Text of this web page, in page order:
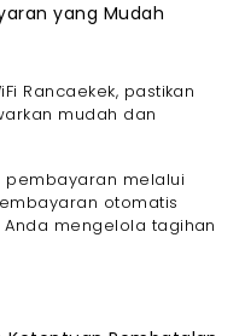
yang Mudah
Rancaekek, pastikan
mudah dan
melalui
otomatis
mengelola tagihan